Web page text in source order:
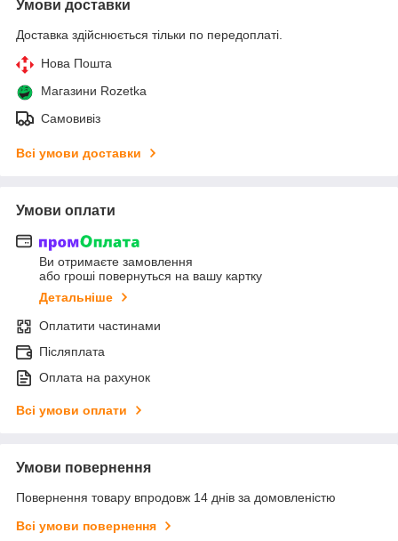
Умови доставки
Доставка здійснюється тільки по передоплаті.
Нова Пошта
Магазини Rozetka
Самовивіз
Всі умови доставки
Умови оплати
Ви отримаєте замовлення
або гроші повернуться на вашу картку
Детальніше
Оплатити частинами
Післяплата
Оплата на рахунок
Всі умови оплати
Умови повернення
Повернення товару впродовж 14 днів за домовленістю
Всі умови повернення